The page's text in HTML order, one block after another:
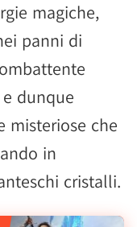
magiche,
panni di
dunque
misteriose che
in
cristalli.